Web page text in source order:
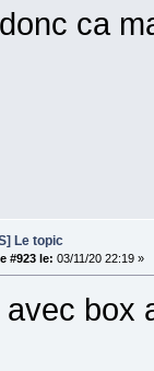
ca
Le topic
#923 le: 03/11/20 22:19 »
avec box